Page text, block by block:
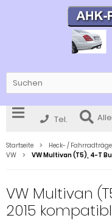
Tel.
Startseite Heck- /
VW
VW Multivan (T5), 4-T
VW Multivan
2015